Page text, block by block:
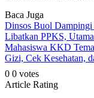
Baca Juga
Dinsos Buol Dampingi
Libatkan PPKS,
Mahasiswa KKD
Gizi, Cek Kesehatan,
0 0 votes
Article Rating